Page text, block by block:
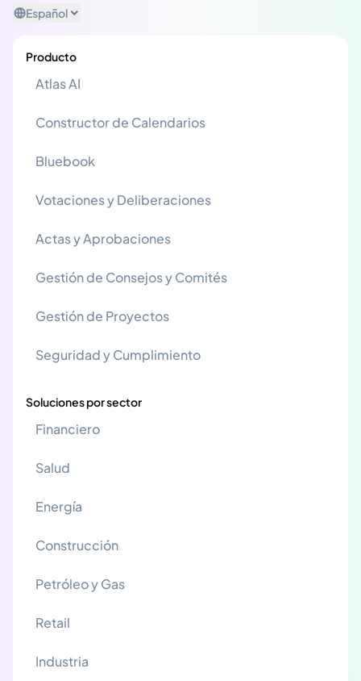
Español
Producto
Atlas AI
Constructor de Calendarios
Bluebook
Votaciones y Deliberaciones
Actas y Aprobaciones
Gestión de Consejos y Comités
Gestión de Proyectos
Seguridad y Cumplimiento
Soluciones por sector
Financiero
Salud
Energía
Construcción
Petróleo y Gas
Retail
Industria